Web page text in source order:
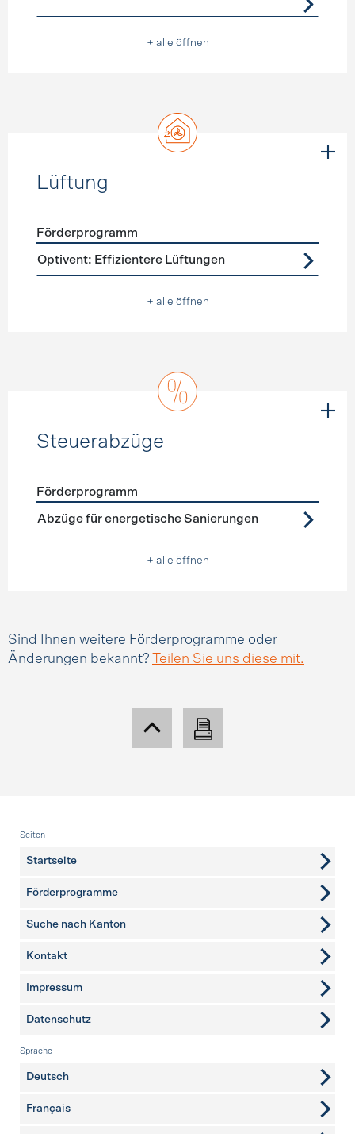
+ alle öffnen
Lüftung
Förderprogramme Lüftung
Förderprogramm
Optivent: Effizientere Lüftungen
+ alle öffnen
Steuerabzüge
Förderprogramme Steuerabzüge
Förderprogramm
Abzüge für energetische Sanierungen
+ alle öffnen
Sind Ihnen weitere Förderprogramme oder
Änderungen bekannt?
Teilen Sie uns diese mit.
Fusszeile
Seiten
Startseite
Förderprogramme
Suche nach Kanton
weitere Seiten
Kontakt
Impressum
Datenschutz
Sprache
Deutsch
Français